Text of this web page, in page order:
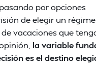
por opciones
de elegir un
vacaciones que
la variable
es el destino